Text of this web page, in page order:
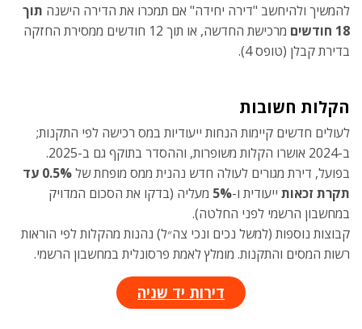
להמשיך ולהיחשב "דירה יחידה" אם תמכרו את הדירה הישנה תוך
18 חודשים
מרכישת החדשה, או תוך 12 חודשים ממסירת החזקה
בדירת קבלן (טופס 4).
הקלות חשובות
לעולים חדשים קיימות הנחות ייעודיות במס רכישה לפי התקנות;
ב-2024 אושרו הקלות משופרות, וההסדר בתוקף גם ב-2025.
בפועל, דירת מגורים לעולה חדש נהנית ממס מופחת של
0.5% עד
תקרת זכאות ייעודית ו-5% מעליה (בדקו את הסכום המדויק
במחשבון הרשמי לפני החלטה).
קבוצות נוספות (למשל נכים ונכי צה״ל) נהנות מהקלות לפי הוראות
רשות המסים והתקנות. מומלץ לאמת פרסונלית במחשבון הרשמי.
דירות יד שניה